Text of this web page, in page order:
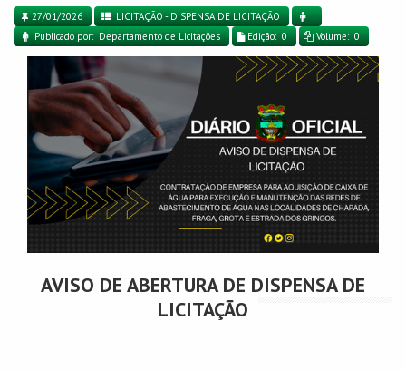
27/01/2026
LICITAÇÃO - DISPENSA DE LICITAÇÃO
Publicado por: Departamento de Licitações
Edição: 0 Volume: 0
AVISO DE ABERTURA DE DISPENSA DE
LICITAÇÃO